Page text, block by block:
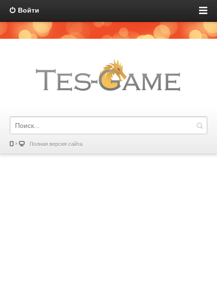
Войти
Полная версия сайта